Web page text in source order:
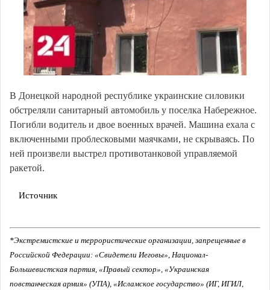
В Донецкой народной республике украинские силовики
обстреляли санитарный автомобиль у поселка Набережное.
Погибли водитель и двое военных врачей. Машина ехала с
включенными проблесковыми маячками, не скрываясь. По
ней произвели выстрел противотанковой управляемой
ракетой.
Источник
*Экстремистские и террористические организации, запрещенные в
Российской Федерации: «Свидетели Иеговы», Национал-
Большевистская партия, «Правый сектор», «Украинская
повстанческая армия» (УПА), «Исламское государство» (ИГ, ИГИЛ,